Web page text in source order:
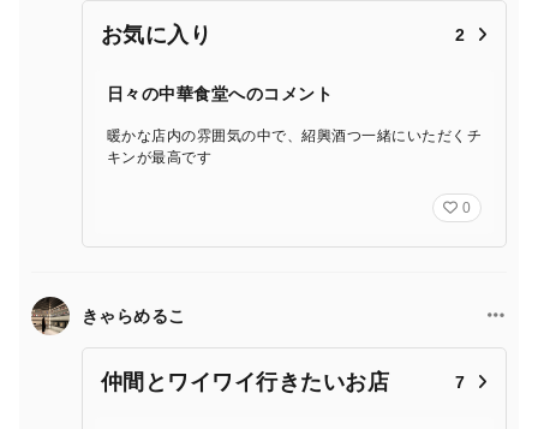
お気に入り 2
日々の中華食堂へのコメント
暖かな店内の雰囲気の中で、紹興酒つ一緒にいただくチ
キンが最高です
0
きゃらめるこ
仲間とワイワイ行きたいお店 7